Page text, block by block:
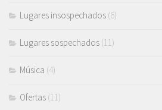
Lugares insospechados (6)
Lugares sospechados (11)
Música (4)
Ofertas (11)